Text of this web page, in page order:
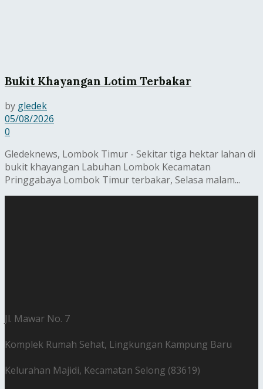
Bukit Khayangan Lotim Terbakar
by gledek
05/08/2026
0
Gledeknews, Lombok Timur - Sekitar tiga hektar lahan di
bukit khayangan Labuhan Lombok Kecamatan
Pringgabaya Lombok Timur terbakar, Selasa malam...
Jl. Mawar No. 7
Komplek Rumah Sehat, Lingkungan Kampung Baru
Kelurahan Majidi, Kecamatan Selong (83619)